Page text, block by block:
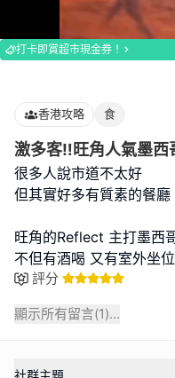
打卡即賞超市現金券！
香港攻略 食
激多客‼️旺角人氣墨西
很多人說市道不太好
但其實好多有質素的餐
旺角的Reflect 主打墨西
不但有酒喝 又有室外坐
評分
顯示所有留言(1)...
社群主題